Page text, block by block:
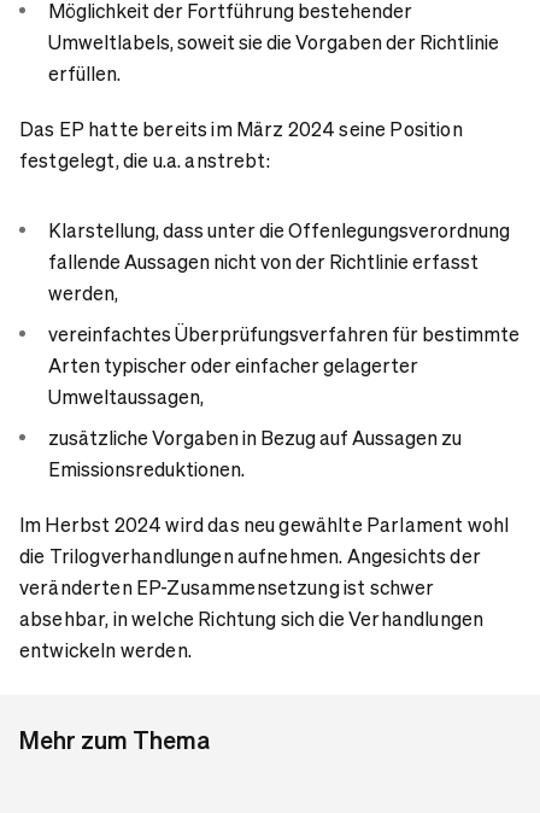
Möglichkeit der Fortführung bestehender
Umweltlabels, soweit sie die Vorgaben der Richtlinie
erfüllen.
Das EP hatte bereits im März 2024 seine Position
festgelegt, die u.a. anstrebt:
Klarstellung, dass unter die Offenlegungsverordnung
fallende Aussagen nicht von der Richtlinie erfasst
werden,
vereinfachtes Überprüfungsverfahren für bestimmte
Arten typischer oder einfacher gelagerter
Umweltaussagen,
zusätzliche Vorgaben in Bezug auf Aussagen zu
Emissionsreduktionen.
Im Herbst 2024 wird das neu gewählte Parlament wohl
die Trilogverhandlungen aufnehmen. Angesichts der
veränderten EP-Zusammensetzung ist schwer
absehbar, in welche Richtung sich die Verhandlungen
entwickeln werden.
Mehr zum Thema